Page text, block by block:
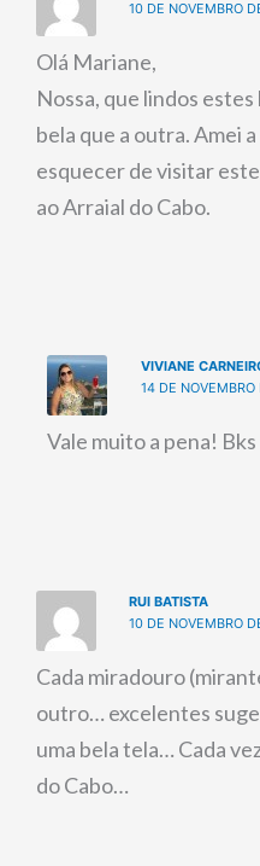
10 DE NOVEMBRO
Olá Mariane,
Nossa, que lindos
bela que a outra. Amei
esquecer de visitar
ao Arraial do Cabo.
VIVIANE
14 DE
Vale muito a pena! Bks
RUI BATISTA
10 DE NOVEMBRO
Cada miradouro
outro… excelentes
uma bela tela… Cada
do Cabo…